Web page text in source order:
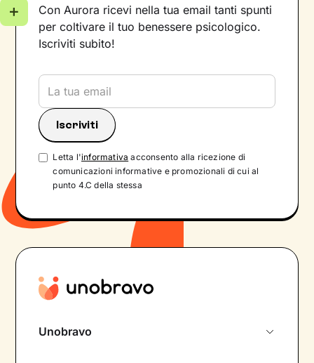
Con Aurora ricevi nella tua email tanti spunti
per coltivare il tuo benessere psicologico.
Iscriviti subito!
Letta l'informativa acconsento alla ricezione di
comunicazioni informative e promozionali di cui al
punto 4.C della stessa
Unobravo